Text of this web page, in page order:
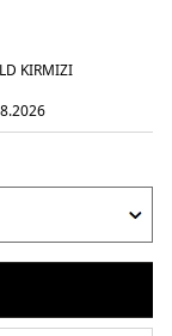
KIRMIZI